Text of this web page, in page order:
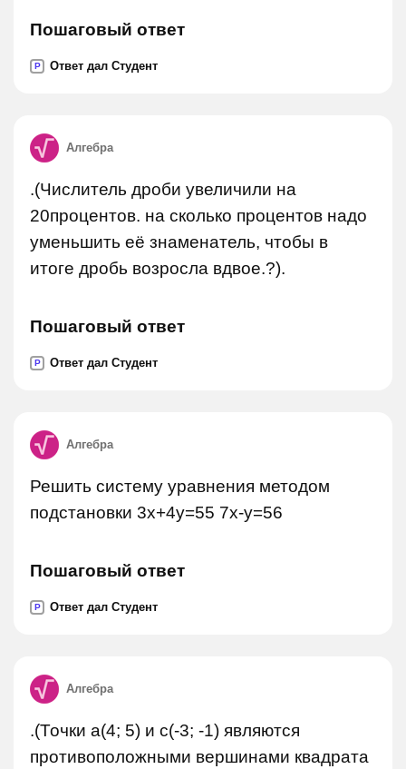
Пошаговый ответ
P Ответ дал Студент
Алгебра
.(Числитель дроби увеличили на
20процентов. на сколько процентов надо
уменьшить её знаменатель, чтобы в
итоге дробь возросла вдвое.?).
Пошаговый ответ
P Ответ дал Студент
Алгебра
Решить систему уравнения методом
подстановки 3x+4y=55 7x-y=56
Пошаговый ответ
P Ответ дал Студент
Алгебра
.(Точки a(4; 5) и c(-3; -1) являются
противоположными вершинами квадрата